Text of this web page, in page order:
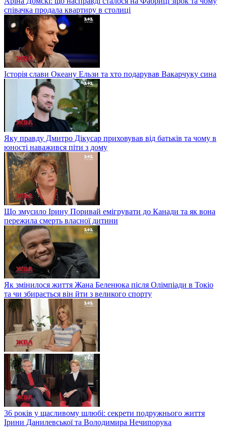
співачка продала квартиру в столиці
Історія слави Океану Ельзи та хто подарував Вакарчуку сина
Яку правду Дмитро Дікусар приховував від батьків та чому в
юності наважився піти з дому
Що змусило Ірину Поривай емігрувати до Канади та як вона
пережила смерть власної дитини
Як змінилося життя Жана Беленюка після Олімпіади в Токіо
та чи збирається він йти з великого спорту
36 років у щасливому шлюбі: секрети подружнього життя
Ірини Данилевської та Володимира Нечипорука